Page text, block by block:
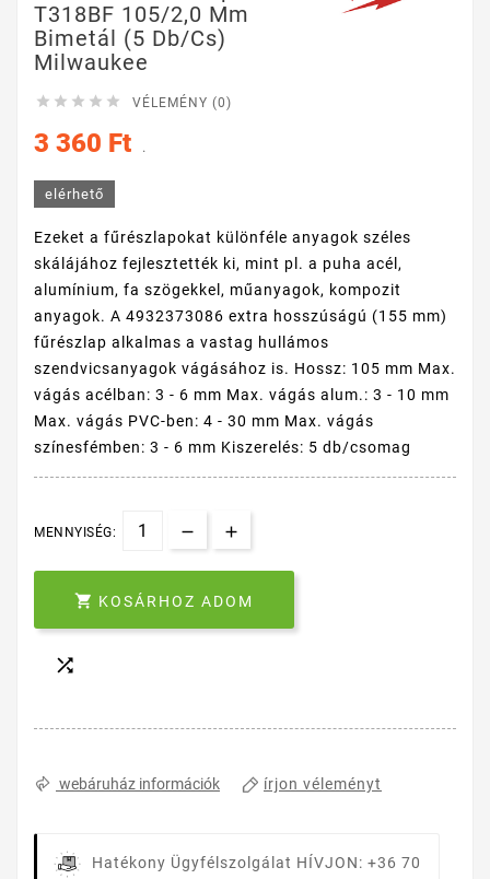
T318BF 105/2,0 Mm
Bimetál (5 Db/cs)
Milwaukee
     VÉLEMÉNY (0)
3 360 Ft .
elérhető
Ezeket a fűrészlapokat különféle anyagok széles
skálájához fejlesztették ki, mint pl. a puha acél,
alumínium, fa szögekkel, műanyagok, kompozit
anyagok. A 4932373086 extra hosszúságú (155 mm)
fűrészlap alkalmas a vastag hullámos
szendvicsanyagok vágásához is. Hossz: 105 mm Max.
vágás acélban: 3 - 6 mm Max. vágás alum.: 3 - 10 mm
Max. vágás PVC-ben: 4 - 30 mm Max. vágás
színesfémben: 3 - 6 mm Kiszerelés: 5 db/csomag
MENNYISÉG:
 KOSÁRHOZ ADOM

webáruház információk írjon véleményt
Hatékony Ügyfélszolgálat HÍVJON: +36 70